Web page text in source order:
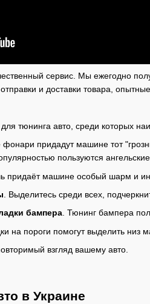
сервис. Мы ежегодно
и доставки товара,
тюнинга авто, среди которых
придадут машине тот
пользуются ангельские
придаёт машине особый шарм и
. Выделитесь среди всех,
бампера. Тюнинг бампера
на пороги помогут выделить
взгляд вашему авто.
в Украине